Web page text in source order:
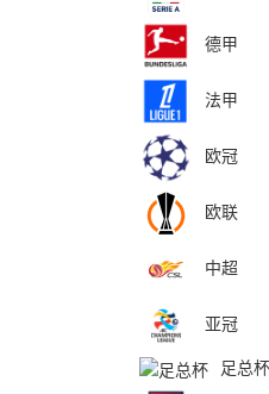
德甲
法甲
欧冠
欧联
中超
亚冠
足总杯